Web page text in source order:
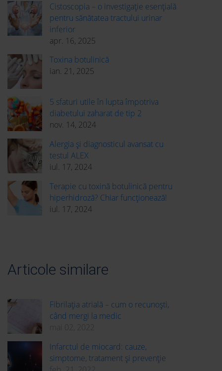
Cistoscopia – o investigație esențială
pentru sănătatea tractului urinar
inferior
apr. 16, 2025
Toxina botulinică
ian. 21, 2025
5 sfaturi utile în lupta împotriva
diabetului zaharat de tip 2
nov. 14, 2024
Alergia și diagnosticul avansat cu
testul ALEX
iul. 17, 2024
Terapie cu toxină botulinică pentru
hiperhidroză? Chiar funcționează!
iul. 17, 2024
Articole similare
Fibrilația atrială – cum o recunoști,
când mergi la medic
mai 02, 2022
Infarctul de miocard: cauze,
simptome, tratament și prevenție